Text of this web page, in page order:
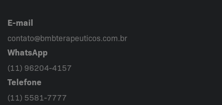
E-mail
contato@bmbterapeuticos.com.br
WhatsApp
(11) 96204-4157
Telefone
(11) 5581-7777